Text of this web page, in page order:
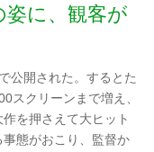
に、観客が
公開された。するとた
スクリーンまで増え、
を押さえて大ヒット
態がおこり、監督か